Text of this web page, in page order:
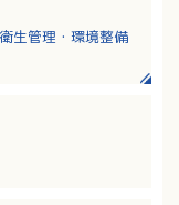
生管理・環境整備